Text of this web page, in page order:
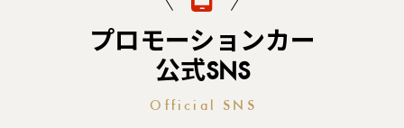
プロモーションカー
公式SNS
Official SNS